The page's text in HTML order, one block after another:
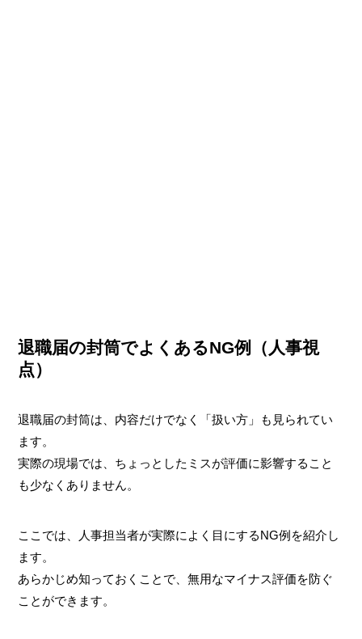
退職届の封筒でよくあるNG例（人事視
点）
退職届の封筒は、内容だけでなく「扱い方」も見られてい
ます。
実際の現場では、ちょっとしたミスが評価に影響すること
も少なくありません。
ここでは、人事担当者が実際によく目にするNG例を紹介し
ます。
あらかじめ知っておくことで、無用なマイナス評価を防ぐ
ことができます。